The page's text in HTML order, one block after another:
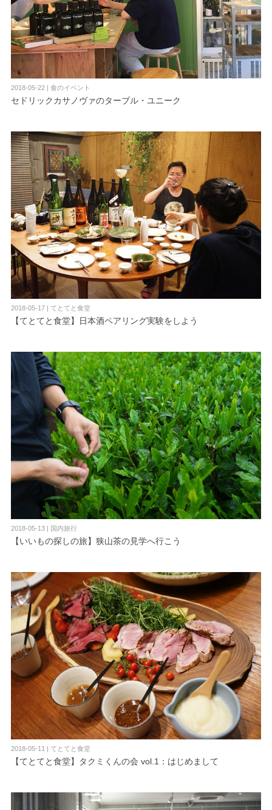
2018-05-22 | 食のイベント
セドリックカサノヴァのターブル・ユニーク
2018-05-17 | てとてと食堂
【てとてと食堂】日本酒ペアリング実験をしよう
2018-05-13 | 国内旅行
【いいもの探しの旅】狭山茶の見学へ行こう
2018-05-11 | てとてと食堂
【てとてと食堂】タクミくんの会 vol.1：はじめまして